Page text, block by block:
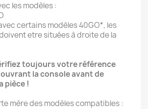
les modèles :
certains modèles 40GO*, les
etre situées à droite de la
toujours votre référence
la console avant de
pièce !
mère des modèles compatibles :